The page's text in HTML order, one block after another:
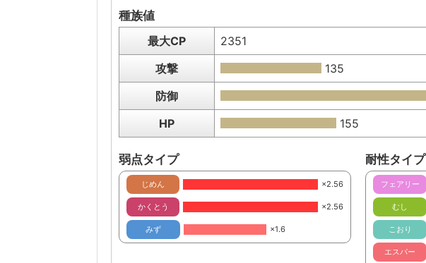
種族値
最大CP
2351
攻撃
135
防御
HP
155
弱点タイプ
じめん ×2.56
かくとう ×2.56
みず ×1.6
耐性タイプ
フェアリー
むし
こおり
エスパー